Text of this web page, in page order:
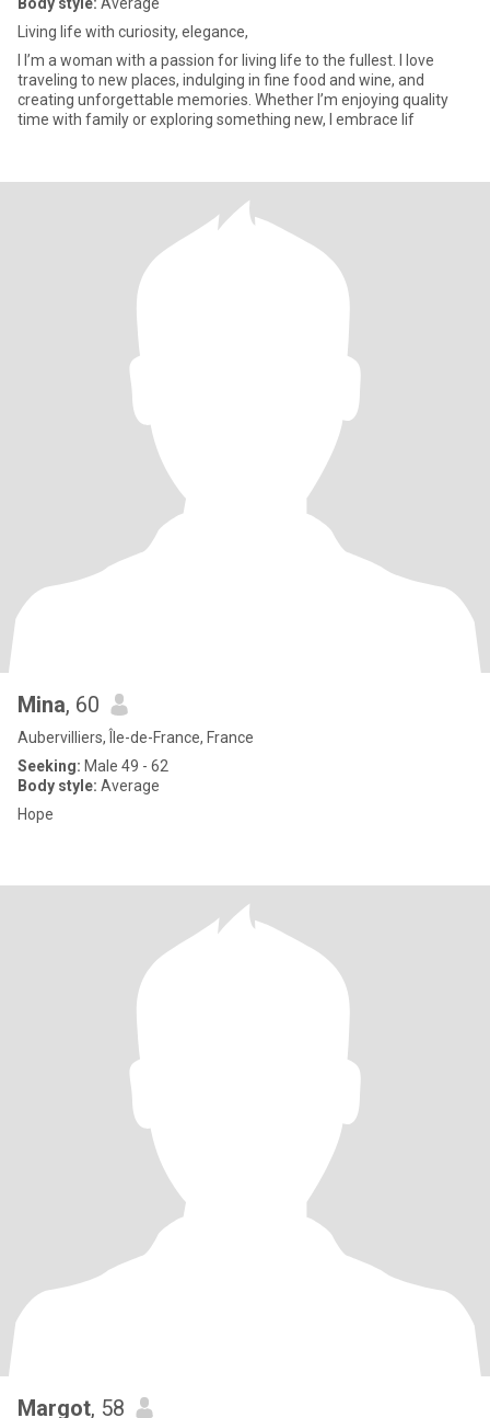
Living life with curiosity, elegance,
I I’m a woman with a passion for living life to the fullest. I love
traveling to new places, indulging in fine food and wine, and
creating unforgettable memories. Whether I’m enjoying quality
time with family or exploring something new, I embrace lif
Mina, 60
Aubervilliers, Île-de-France, France
Seeking: Male 49 - 62
Body style: Average
Hope
Margot, 58